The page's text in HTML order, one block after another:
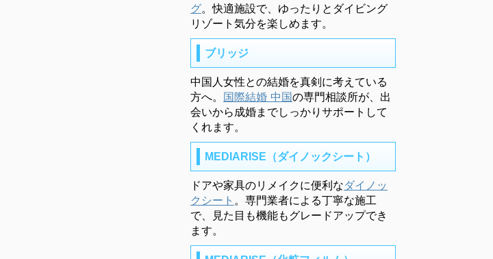
グ。快適施設で、ゆったりとダイビング
リゾート気分を楽しめます。
ブリッジ
中国人女性との結婚を真剣に考えている
方へ。 国際結婚 中国の専門相談所が、出
会いから成婚までしっかりサポートして
くれます。
MEDIARISE（ダイノックシート）
ドアや家具のリメイクに便利なダイノッ
クシート 。専門業者による丁寧な施工
で、見た目も機能もグレードアップでき
ます。